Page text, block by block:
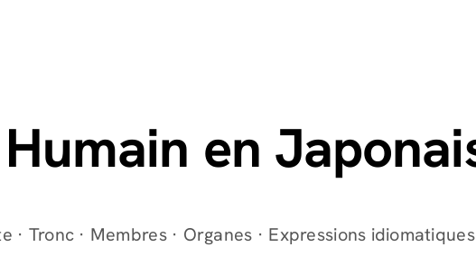
en
Tronc · Membres · Organes · Expressions idiomatiques